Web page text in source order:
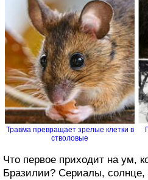
Травма превращает зрелые клетки в
стволовые
Что первое приходит на ум,
Бразилии? Сериалы,